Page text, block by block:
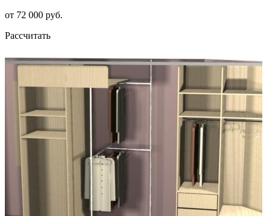
от 72 000 руб.
Рассчитать